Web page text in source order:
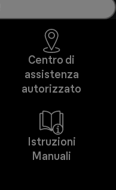
Centro di
assistenza
autorizzato
Istruzioni
Manuali